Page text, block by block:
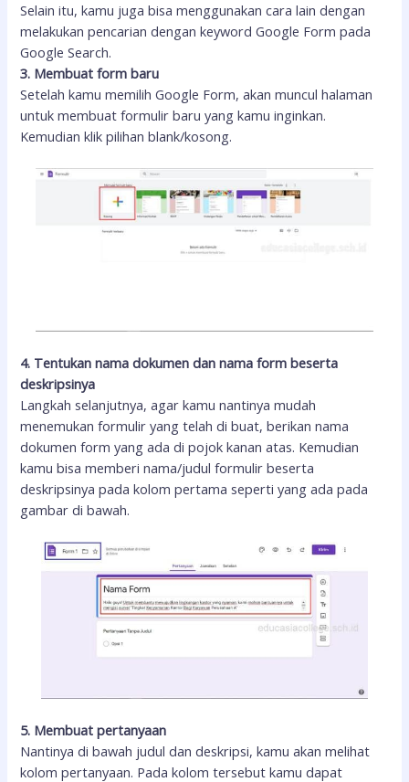
Selain itu, kamu juga bisa menggunakan cara lain dengan
melakukan pencarian dengan keyword Google Form pada
Google Search.
3. Membuat form baru
Setelah kamu memilih Google Form, akan muncul halaman
untuk membuat formulir baru yang kamu inginkan.
Kemudian klik pilihan blank/kosong.
4. Tentukan nama dokumen dan nama form beserta
deskripsinya
Langkah selanjutnya, agar kamu nantinya mudah
menemukan formulir yang telah di buat, berikan nama
dokumen form yang ada di pojok kanan atas. Kemudian
kamu bisa memberi nama/judul formulir beserta
deskripsinya pada kolom pertama seperti yang ada pada
gambar di bawah.
5. Membuat pertanyaan
Nantinya di bawah judul dan deskripsi, kamu akan melihat
kolom pertanyaan. Pada kolom tersebut kamu dapat